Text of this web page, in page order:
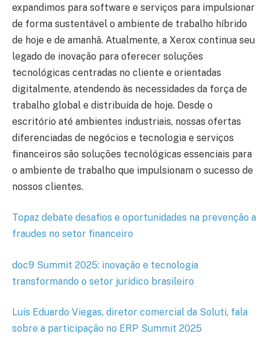
expandimos para software e serviços para impulsionar
de forma sustentável o ambiente de trabalho híbrido
de hoje e de amanhã. Atualmente, a Xerox continua seu
legado de inovação para oferecer soluções
tecnológicas centradas no cliente e orientadas
digitalmente, atendendo às necessidades da força de
trabalho global e distribuída de hoje. Desde o
escritório até ambientes industriais, nossas ofertas
diferenciadas de negócios e tecnologia e serviços
financeiros são soluções tecnológicas essenciais para
o ambiente de trabalho que impulsionam o sucesso de
nossos clientes.
Topaz debate desafios e oportunidades na prevenção a
fraudes no setor financeiro
doc9 Summit 2025: inovação e tecnologia
transformando o setor jurídico brasileiro
Luís Eduardo Viegas, diretor comercial da Soluti, fala
sobre a participação no ERP Summit 2025